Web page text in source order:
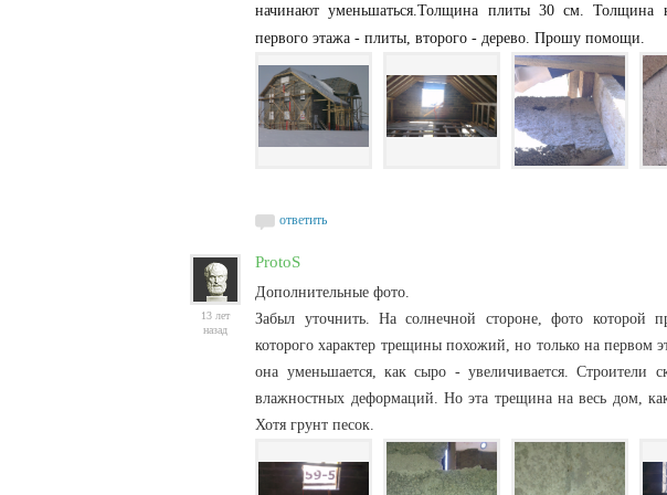
начинают уменьшаться.Толщина плиты 30 см. Толщина
первого этажа - плиты, второго - дерево. Прошу помощи.
ответить
13 лет
назад
ProtoS
Дополнительные фото.
Забыл уточнить. На солнечной стороне, фото
которого характер трещины похожий, но только на первом
она уменьшается, как сыро - увеличивается. Строители
влажностных деформаций. Но эта трещина на весь дом,
Хотя грунт песок.